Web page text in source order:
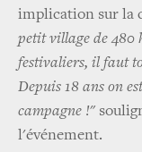
implication sur la
petit village de 480
festivaliers, il faut
Depuis 18 ans on
campagne !"
l'événement.